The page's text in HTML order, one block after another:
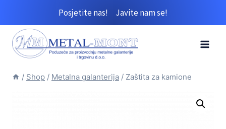
content
Posjetite nas! Javite nam se!
/ Shop / Metalna galanterija / Zaštita za kamione